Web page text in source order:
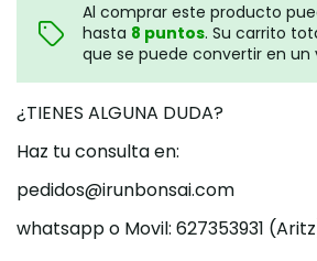
Al comprar este producto
hasta 8 puntos. Su carrito
que se puede convertir en un
¿TIENES ALGUNA DUDA?
Haz tu consulta en:
pedidos@irunbonsai.com
whatsapp o Movil: 627353931